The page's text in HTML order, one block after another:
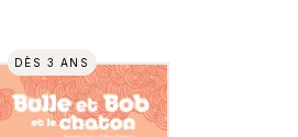
DÈS 3 ANS